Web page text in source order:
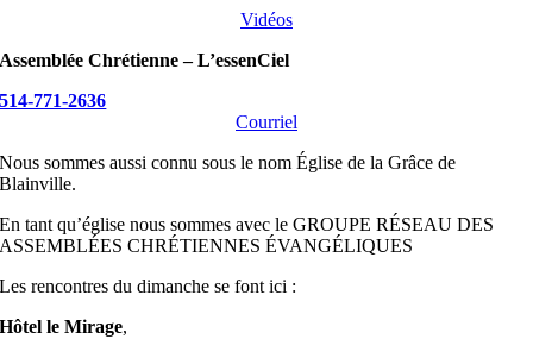
Vidéos
Assemblée Chrétienne – L’essenCiel
514-771-2636
Courriel
Nous sommes aussi connu sous le nom Église de la Grâce de
Blainville.
En tant qu’église nous sommes avec le GROUPE RÉSEAU DES
ASSEMBLÉES CHRÉTIENNES ÉVANGÉLIQUES
Les rencontres du dimanche se font ici :
Hôtel le Mirage,